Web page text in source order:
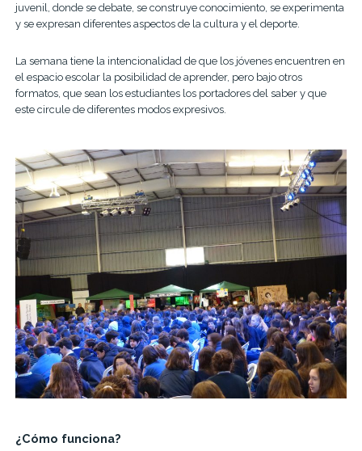
juvenil, donde se debate, se construye conocimiento, se experimenta
y se expresan diferentes aspectos de la cultura y el deporte.
La semana tiene la intencionalidad de que los jóvenes encuentren en
el espacio escolar la posibilidad de aprender, pero bajo otros
formatos, que sean los estudiantes los portadores del saber y que
este circule de diferentes modos expresivos.
¿Cómo funciona?